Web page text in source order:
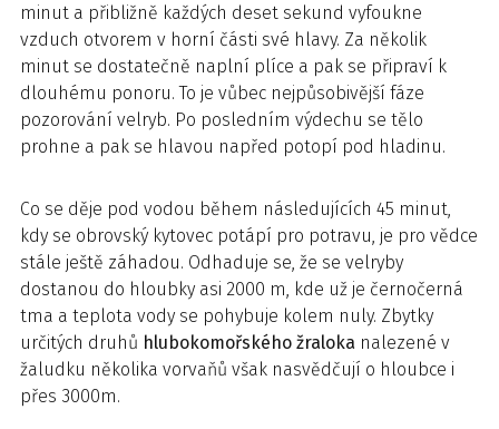
minut a přibližně každých deset sekund vyfoukne
vzduch otvorem v horní části své hlavy. Za několik
minut se dostatečně naplní plíce a pak se připraví k
dlouhému ponoru. To je vůbec nejpůsobivější fáze
pozorování velryb. Po posledním výdechu se tělo
prohne a pak se hlavou napřed potopí pod hladinu.
Co se děje pod vodou během následujících 45 minut,
kdy se obrovský kytovec potápí pro potravu, je pro vědce
stále ještě záhadou. Odhaduje se, že se velryby
dostanou do hloubky asi 2000 m, kde už je černočerná
tma a teplota vody se pohybuje kolem nuly. Zbytky
určitých druhů hlubokomořského žraloka nalezené v
žaludku několika vorvaňů však nasvědčují o hloubce i
přes 3000m.